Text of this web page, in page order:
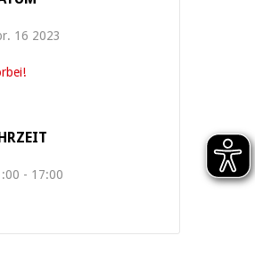
16 2023
- 17:00